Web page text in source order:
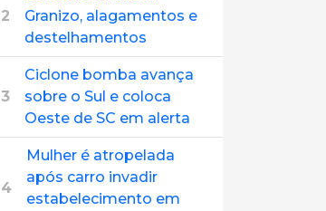
2
Granizo, alagamentos e
destelhamentos
3
Ciclone bomba avança
sobre o Sul e coloca
Oeste de SC em alerta
4
Mulher é atropelada
após carro invadir
estabelecimento em